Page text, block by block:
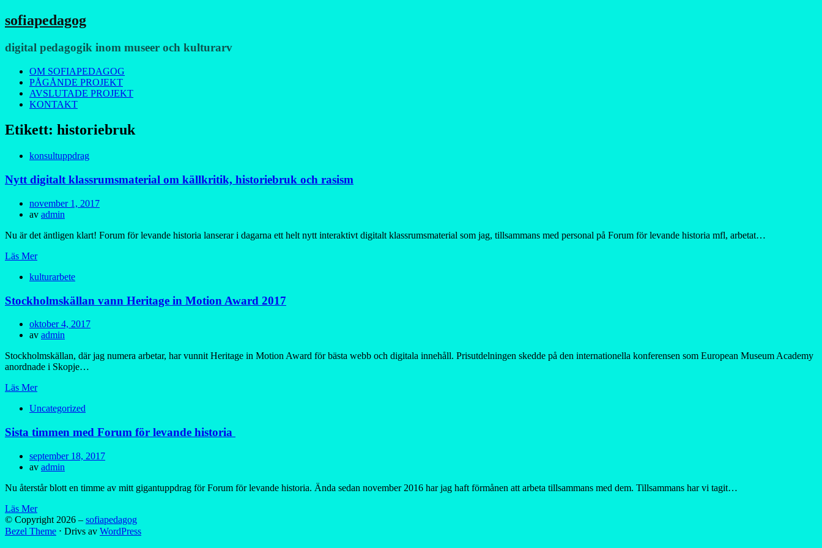
sofiapedagog
digital pedagogik inom museer och kulturarv
Meny
Hoppa
innehåll
OM SOFIAPEDAGOG
PÅGÅNDE PROJEKT
AVSLUTADE PROJEKT
KONTAKT
Etikett: historiebruk
konsultuppdrag
Nytt digitalt klassrumsmaterial om källkritik, historiebruk och rasism
Publicerad
den
november 1, 2017
av admin
Nu är det äntligen klart! Forum för levande historia lanserar i dagarna ett helt nytt interaktivt digitalt klassrumsmaterial som jag, tillsammans med personal på Forum för levande historia mfl, arbetat…
Läs Mer
kulturarbete
Stockholmskällan vann Heritage in Motion Award 2017
Publicerad
den
oktober 4, 2017
av admin
Stockholmskällan, där jag numera arbetar, har vunnit Heritage in Motion Award för bästa webb och digitala innehåll. Prisutdelningen skedde på den internationella konferensen som European Museum Academy
anordnade i Skopje…
Läs Mer
Uncategorized
Sista timmen med Forum för levande historia
Publicerad
den
september 18, 2017
av admin
Nu återstår blott en timme av mitt gigantuppdrag för Forum för levande historia. Ända sedan november 2016 har jag haft förmånen att arbeta tillsammans med dem. Tillsammans har vi tagit…
Läs Mer
© Copyright 2026 – sofiapedagog
Bezel Theme ⋅ Drivs av WordPress